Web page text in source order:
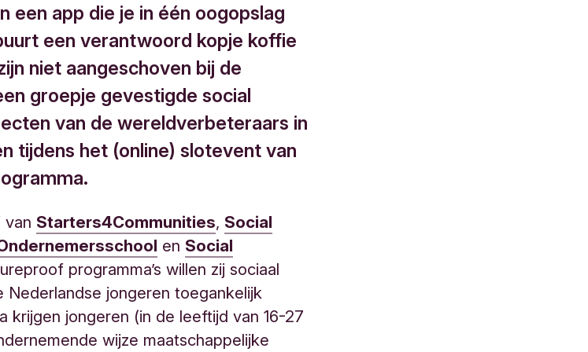
een app die je in één oogopslag
een verantwoord kopje koffie
niet aangeschoven bij de
groepje gevestigde social
van de wereldverbeteraars in
tijdens het (online) slotevent van
van Starters4Communities, Social
en Social
programma’s willen zij sociaal
Nederlandse jongeren toegankelijk
krijgen jongeren (in de leeftijd van 16-27
wijze maatschappelijke